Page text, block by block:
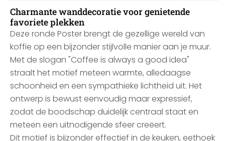
Charmante wanddecoratie voor genietende
favoriete plekken
Deze ronde Poster brengt de gezellige wereld van
koffie op een bijzonder stijlvolle manier aan je muur.
Met de slogan "Coffee is always a good idea"
straalt het motief meteen warmte, alledaagse
schoonheid en een sympathieke lichtheid uit. Het
ontwerp is bewust eenvoudig maar expressief,
zodat de boodschap duidelijk centraal staat en
meteen een uitnodigende sfeer creëert.
Dit motief is bijzonder effectief in de keuken, eethoek